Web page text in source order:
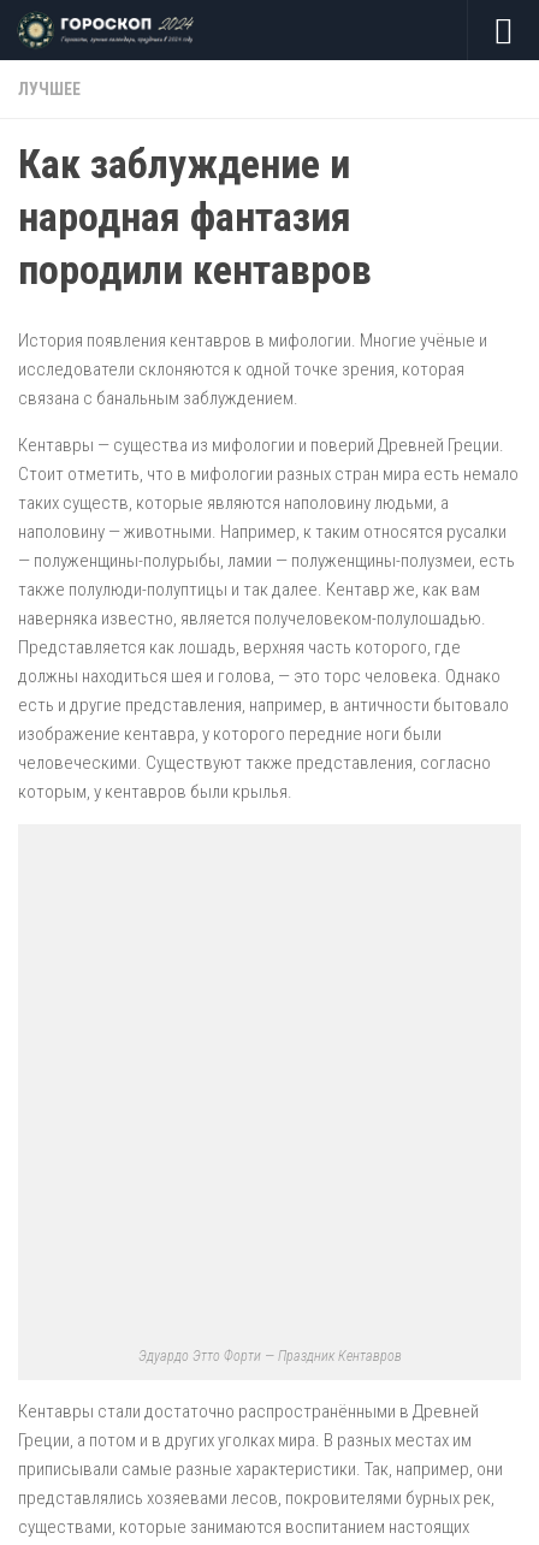
Skip to content
ЛУЧШЕЕ
Как заблуждение и
народная фантазия
породили кентавров
История появления кентавров в мифологии. Многие учёные и
исследователи склоняются к одной точке зрения, которая
связана с банальным заблуждением.
Кентавры — существа из мифологии и поверий Древней Греции.
Стоит отметить, что в мифологии разных стран мира есть немало
таких существ, которые являются наполовину людьми, а
наполовину — животными. Например, к таким относятся русалки
— полуженщины-полурыбы, ламии — полуженщины-полузмеи, есть
также полулюди-полуптицы и так далее. Кентавр же, как вам
наверняка известно, является получеловеком-полулошадью.
Представляется как лошадь, верхняя часть которого, где
должны находиться шея и голова, — это торс человека. Однако
есть и другие представления, например, в античности бытовало
изображение кентавра, у которого передние ноги были
человеческими. Существуют также представления, согласно
которым, у кентавров были крылья.
Эдуардо Этто Форти — Праздник Кентавров
Кентавры стали достаточно распространёнными в Древней
Греции, а потом и в других уголках мира. В разных местах им
приписывали самые разные характеристики. Так, например, они
представлялись хозяевами лесов, покровителями бурных рек,
существами, которые занимаются воспитанием настоящих